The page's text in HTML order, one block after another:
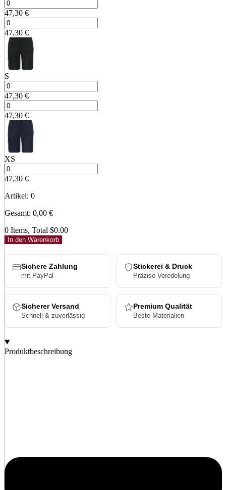
47,30 €
47,30 €
S
47,30 €
47,30 €
XS
47,30 €
Artikel: 0
Gesamt: 0,00 €
0 Items, Total $0.00
In den Warenkorb
Sichere Zahlung
mit PayPal
Stickerei & Druck
Präzise Veredelung
Sicherer Versand
Schnell & zuverlässig
Premium Qualität
Beste Materialien
Produktbeschreibung